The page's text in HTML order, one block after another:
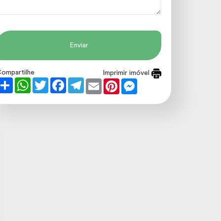
Enviar
Imprimir imóvel
Share
WhatsApp
TwitterFacebookTelegram
Email Pinterest